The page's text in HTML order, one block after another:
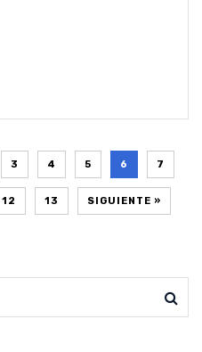
3 4 5 6 7
12 13 SIGUIENTE »